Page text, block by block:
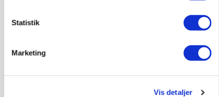
Statistik
Marketing
Vis detaljer